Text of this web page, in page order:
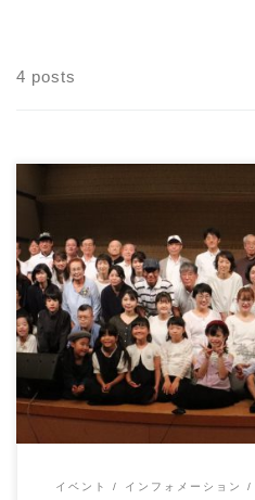
4 posts
こんにちは、イハラ音楽教室の
発表会×遊音祭 参加者６５名、
イベント インフォメーション